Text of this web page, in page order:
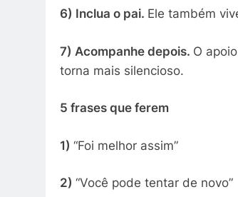
6) Inclua o pai. Ele também
7) Acompanhe depois. O
torna mais silencioso.
5 frases que ferem
1) “Foi melhor assim”
2) “Você pode tentar de novo”